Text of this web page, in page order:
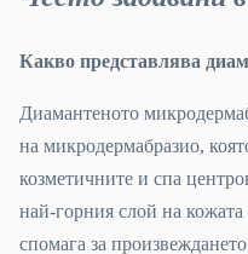
Какво представлява
Диамантеното
на микродермабразио,
козметичните и спа
най-горния слой на
спомага за